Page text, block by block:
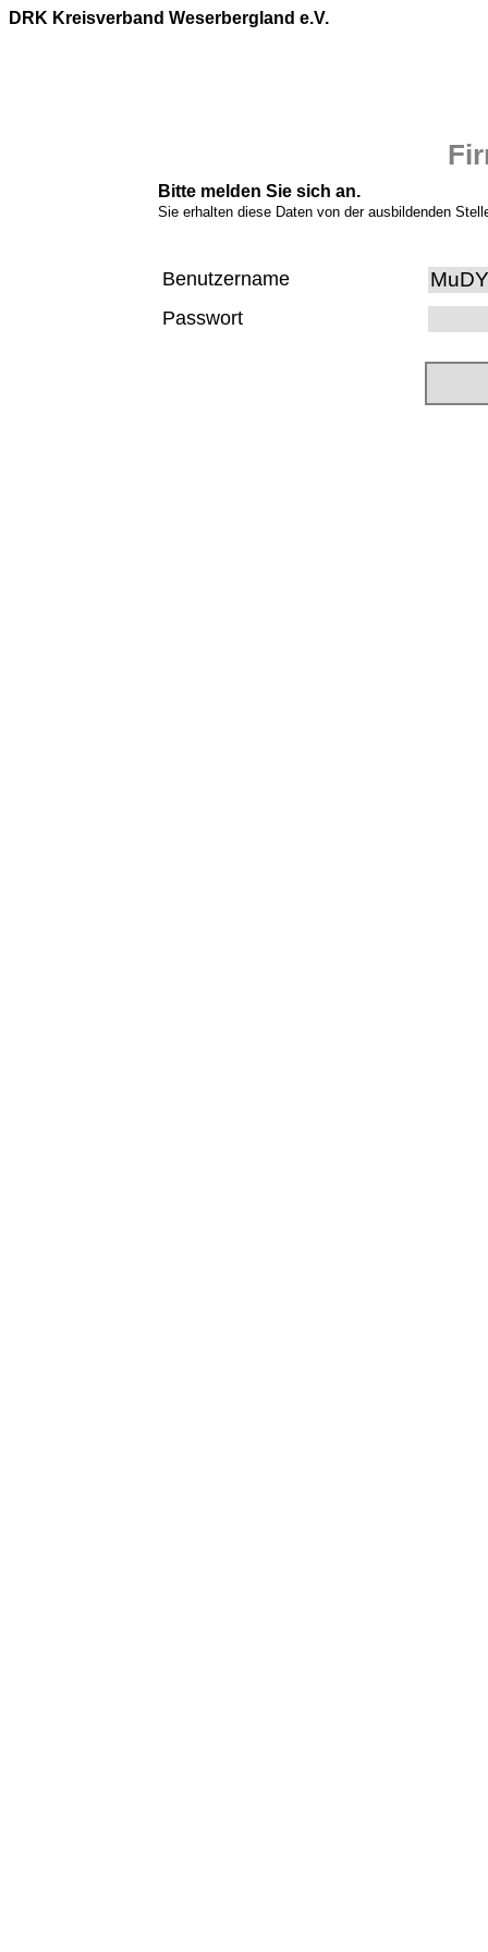
DRK Kreisverband Weserbergland e.V.
Bitte melden Sie sich an.
Sie erhalten diese Daten von der ausbildenden
Benutzername
Passwort